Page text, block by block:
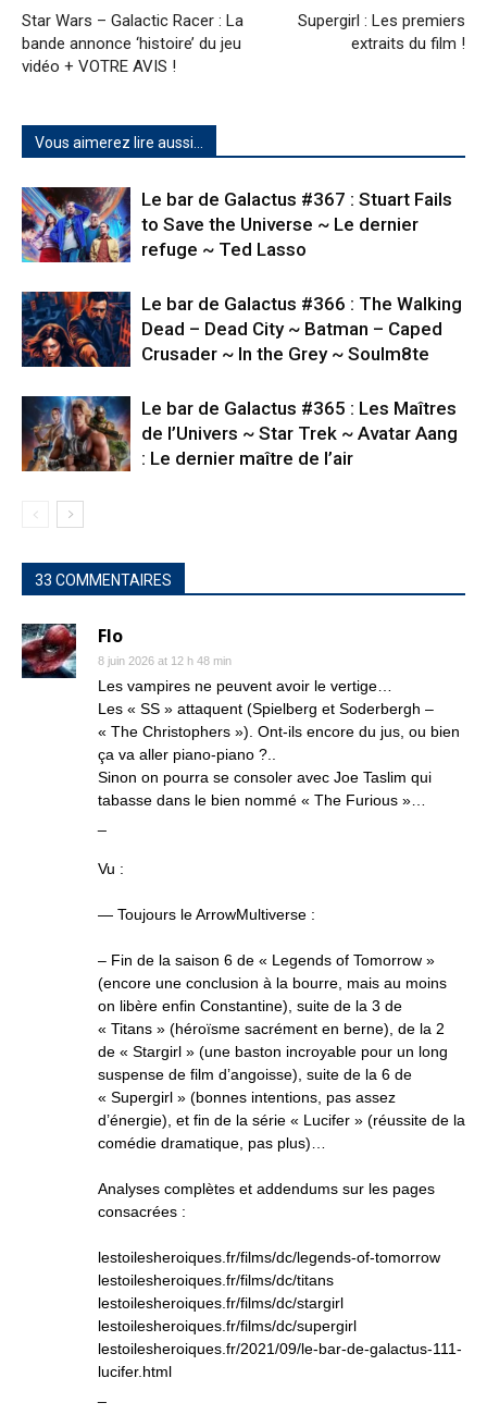
Star Wars – Galactic Racer : La
bande annonce ‘histoire’ du jeu
vidéo + VOTRE AVIS !
Supergirl : Les premiers
extraits du film !
Vous aimerez lire aussi...
Le bar de Galactus #367 : Stuart Fails
to Save the Universe ~ Le dernier
refuge ~ Ted Lasso
Le bar de Galactus #366 : The Walking
Dead – Dead City ~ Batman – Caped
Crusader ~ In the Grey ~ Soulm8te
Le bar de Galactus #365 : Les Maîtres
de l’Univers ~ Star Trek ~ Avatar Aang
: Le dernier maître de l’air
33 COMMENTAIRES
Flo
8 juin 2026 at 12 h 48 min
Les vampires ne peuvent avoir le vertige…
Les « SS » attaquent (Spielberg et Soderbergh –
« The Christophers »). Ont-ils encore du jus, ou bien
ça va aller piano-piano ?..
Sinon on pourra se consoler avec Joe Taslim qui
tabasse dans le bien nommé « The Furious »…
Vu :
— Toujours le ArrowMultiverse :
– Fin de la saison 6 de « Legends of Tomorrow »
(encore une conclusion à la bourre, mais au moins
on libère enfin Constantine), suite de la 3 de
« Titans » (héroïsme sacrément en berne), de la 2
de « Stargirl » (une baston incroyable pour un long
suspense de film d’angoisse), suite de la 6 de
« Supergirl » (bonnes intentions, pas assez
d’énergie), et fin de la série « Lucifer » (réussite de la
comédie dramatique, pas plus)…
Analyses complètes et addendums sur les pages
consacrées :
lestoilesheroiques.fr/films/dc/legends-of-tomorrow
lestoilesheroiques.fr/films/dc/titans
lestoilesheroiques.fr/films/dc/stargirl
lestoilesheroiques.fr/films/dc/supergirl
lestoilesheroiques.fr/2021/09/le-bar-de-galactus-111-
lucifer.html